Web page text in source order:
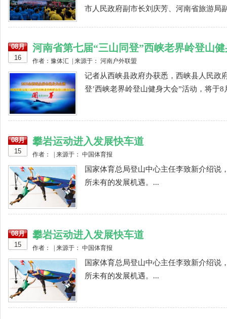
市人民政府副市长刘庆芳、河南省旅游局
08月
16
河南省第七届“三山同登”西峡老界岭登山
作者：豫体汇 | 来源于： 河南户外联盟
记者从西峡县政府办获悉，西峡县人民政
登’西峡老界岭登山健身大会”活动，将于
08月
15
攀岩运动进入发展快车道
作者： | 来源于： 中国体育报
国家体育总局登山中心主任李致新介绍说
所未有的发展机遇。...
08月
15
攀岩运动进入发展快车道
作者： | 来源于： 中国体育报
国家体育总局登山中心主任李致新介绍说
所未有的发展机遇。...